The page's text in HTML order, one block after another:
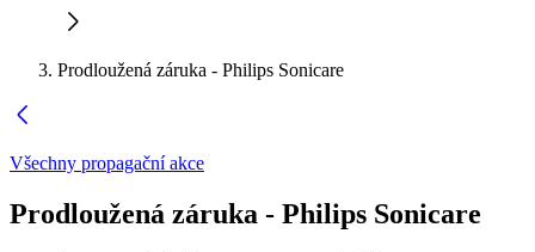
Prodloužená záruka - Philips Sonicare
Všechny propagační akce
Prodloužená záruka - Philips Sonicare